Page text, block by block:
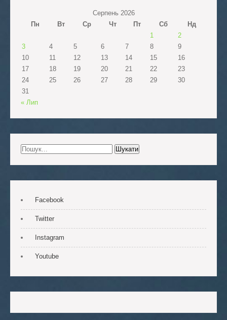
Серпень 2026
Пн
Вт Ср Чт Пт Сб
Нд
1
2
3
4 5 6 7 8
9
10
11 12 13 14 15
16
17
18 19 20 21 22
23
24
25 26 27 28 29
30
31
« Лип
Facebook
Twitter
Instagram
Youtube